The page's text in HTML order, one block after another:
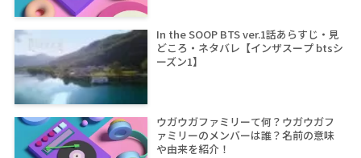
In the SOOP BTS ver.1話あらすじ・見
どころ・ネタバレ【インザスープ btsシ
ーズン1】
ウガウガファミリーて何？ウガウガフ
ァミリーのメンバーは誰？名前の意味
や由来を紹介！